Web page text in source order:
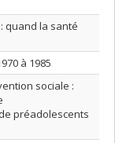
quand la santé
à 1985
sociale :
préadolescents